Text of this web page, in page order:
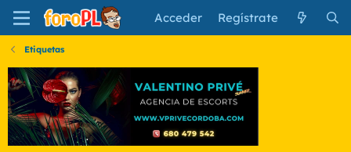
Acceder Regístrate
Etiquetas